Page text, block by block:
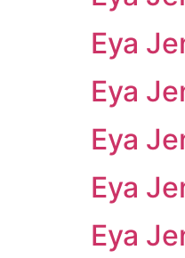
Eya
Eya
Eya
Eya
Eya